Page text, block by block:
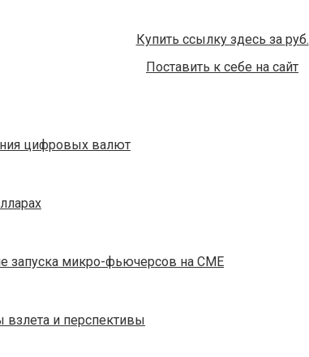
Купить ссылку здесь за руб.
Поставить к себе на сайт
цифровых валют
запуска микро-фьючерсов на CME
взлета и перспективы